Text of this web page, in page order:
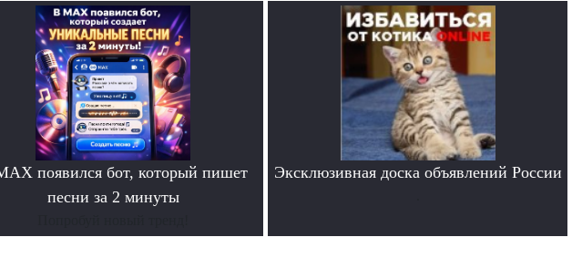
появился бот, который пишет
песни за 2 минуты
Эксклюзивная доска объявлений России